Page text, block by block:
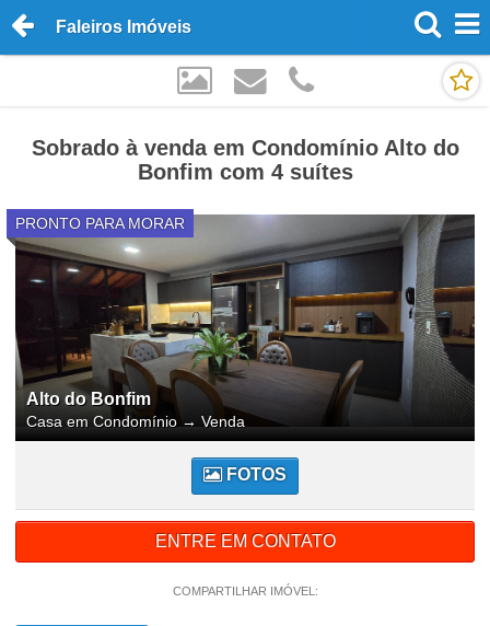
Faleiros Imóveis
Sobrado à venda em Condomínio Alto do
Bonfim com 4 suítes
PRONTO PARA MORAR
Alto do Bonfim
Casa em Condomínio → Venda
FOTOS
ENTRE EM CONTATO
COMPARTILHAR IMÓVEL: